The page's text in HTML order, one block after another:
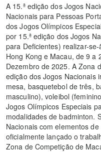
A 15.ª edição dos Jogos
Nacionais para Pessoas
dos Jogos Olímpicos
por 15.ª edição dos Jogos
para Deficientes) realizar-
Hong Kong e Macau, de 9 a
Dezembro de 2025. A Zona
edição dos Jogos Nacionais
mesa, basquetebol de três,
masculino), voleibol
Jogos Olímpicos Especiais
modalidades de badminton.
Nacionais com elementos
oficialmente lançado o
Zona de Competição de